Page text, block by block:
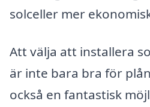
solceller mer
Att välja att installera
är inte bara bra för
också en fantastisk